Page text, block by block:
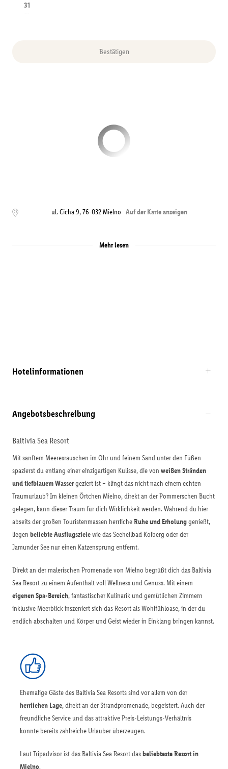
31
---
Bestätigen
ul. Cicha 9,76-032 Mielno Auf der Karte anzeigen
Mehr lesen
Hotelinformationen
Angebotsbeschreibung
Baltivia Sea Resort
Mit sanftem Meeresrauschen im Ohr und feinem Sand unter den Füßen
spazierst du entlang einer einzigartigen Kulisse, die von weißen Stränden
und tiefblauem Wassergeziert ist – klingt das nicht nach einem echten
Traumurlaub? Im kleinen Örtchen Mielno, direkt an der Pommerschen Bucht
gelegen, kann dieser Traum für dich Wirklichkeit werden. Während du hier
abseits der großen Touristenmassen herrlicheRuhe und Erholunggenießt,
liegen beliebte Ausflugszielewie das Seeheilbad Kolberg oder der
Jamunder See nur einen Katzensprung entfernt.
Direkt an der malerischen Promenade von Mielno begrüßt dich das Baltivia
Sea Resort zu einem Aufenthalt voll Wellness und Genuss. Mit einem
eigenen Spa-Bereich, fantastischer Kulinarik und gemütlichen Zimmern
inklusive Meerblick inszeniert sich das Resort als Wohlfühloase, in der du
endlich abschalten und Körper und Geist wieder in Einklang bringen kannst.
Ehemalige Gäste des Baltivia Sea Resorts sind vor allem von der
herrlichen Lage, direkt an der Strandpromenade, begeistert. Auch der
freundliche Service und das attraktive Preis-Leistungs-Verhältnis
konnte bereits zahlreiche Urlauber überzeugen.
Laut Tripadvisor ist das Baltivia Sea Resort dasbeliebteste Resort in
Mielno.